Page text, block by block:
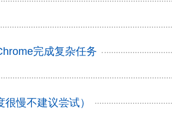
完成复杂任务
慢不建议尝试）